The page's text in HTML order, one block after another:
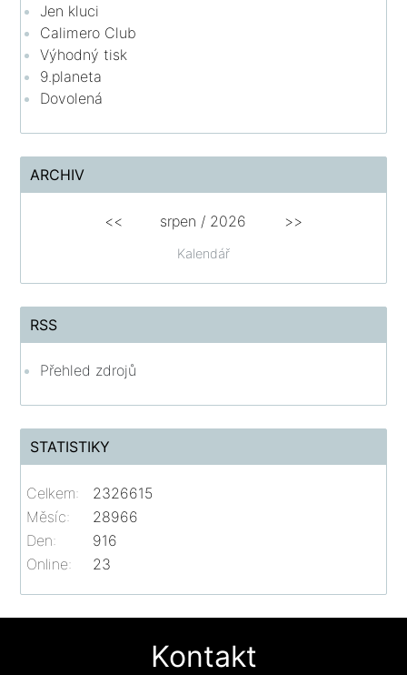
Jen kluci
Calimero Club
Výhodný tisk
9.planeta
Dovolená
ARCHIV
Kalendář
<< srpen / 2026 >>
RSS
Přehled zdrojů
STATISTIKY
Online: 23
Celkem:
2326615
Měsíc:
28966
Den:
916
Kontakt